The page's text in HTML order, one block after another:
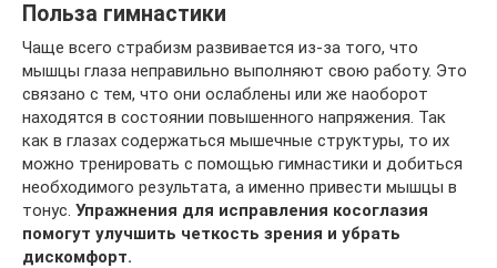
Польза гимнастики
Чаще всего страбизм развивается из-за того, что
мышцы глаза неправильно выполняют свою работу. Это
связано с тем, что они ослаблены или же наоборот
находятся в состоянии повышенного напряжения. Так
как в глазах содержаться мышечные структуры, то их
можно тренировать с помощью гимнастики и добиться
необходимого результата, а именно привести мышцы в
тонус. Упражнения для исправления косоглазия
помогут улучшить четкость зрения и убрать
дискомфорт.